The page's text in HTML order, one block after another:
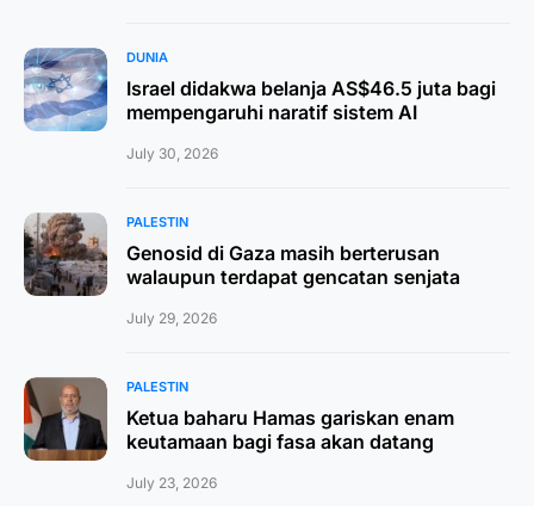
DUNIA
Israel didakwa belanja AS$46.5 juta bagi
mempengaruhi naratif sistem AI
July 30, 2026
PALESTIN
Genosid di Gaza masih berterusan
walaupun terdapat gencatan senjata
July 29, 2026
PALESTIN
Ketua baharu Hamas gariskan enam
keutamaan bagi fasa akan datang
July 23, 2026